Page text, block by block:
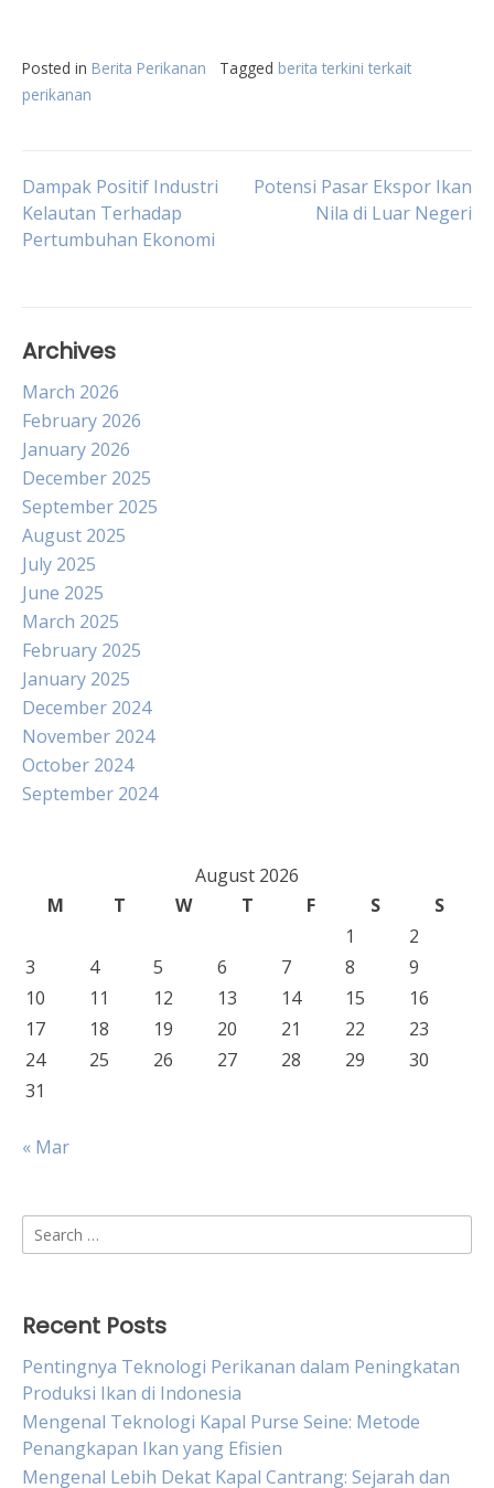
Posted in Berita Perikanan Tagged berita terkini terkait
perikanan
Post
navigation
Dampak Positif Industri
Kelautan Terhadap
Pertumbuhan Ekonomi
Potensi Pasar Ekspor Ikan
Nila di Luar Negeri
Archives
March 2026
February 2026
January 2026
December 2025
September 2025
August 2025
July 2025
June 2025
March 2025
February 2025
January 2025
December 2024
November 2024
October 2024
September 2024
August 2026
M
T W T F S
S
1
2
3
4 5 6 7 8
9
10
11 12 13 14 15
16
17
18 19 20 21 22
23
24
25 26 27 28 29
30
31
« Mar
Search
for:
Recent Posts
Pentingnya Teknologi Perikanan dalam Peningkatan
Produksi Ikan di Indonesia
Mengenal Teknologi Kapal Purse Seine: Metode
Penangkapan Ikan yang Efisien
Mengenal Lebih Dekat Kapal Cantrang: Sejarah dan